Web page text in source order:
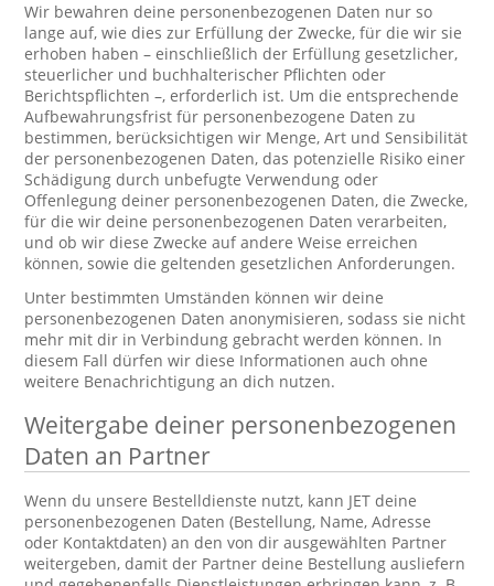
Wir bewahren deine personenbezogenen Daten nur so
lange auf, wie dies zur Erfüllung der Zwecke, für die wir sie
erhoben haben – einschließlich der Erfüllung gesetzlicher,
steuerlicher und buchhalterischer Pflichten oder
Berichtspflichten –, erforderlich ist. Um die entsprechende
Aufbewahrungsfrist für personenbezogene Daten zu
bestimmen, berücksichtigen wir Menge, Art und Sensibilität
der personenbezogenen Daten, das potenzielle Risiko einer
Schädigung durch unbefugte Verwendung oder
Offenlegung deiner personenbezogenen Daten, die Zwecke,
für die wir deine personenbezogenen Daten verarbeiten,
und ob wir diese Zwecke auf andere Weise erreichen
können, sowie die geltenden gesetzlichen Anforderungen.
Unter bestimmten Umständen können wir deine
personenbezogenen Daten anonymisieren, sodass sie nicht
mehr mit dir in Verbindung gebracht werden können. In
diesem Fall dürfen wir diese Informationen auch ohne
weitere Benachrichtigung an dich nutzen.
Weitergabe deiner personenbezogenen
Daten an Partner
Wenn du unsere Bestelldienste nutzt, kann JET deine
personenbezogenen Daten (Bestellung, Name, Adresse
oder Kontaktdaten) an den von dir ausgewählten Partner
weitergeben, damit der Partner deine Bestellung ausliefern